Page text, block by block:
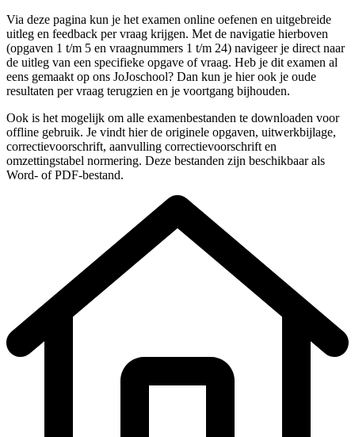
Via deze pagina kun je het examen online oefenen en uitgebreide
uitleg en feedback per vraag krijgen. Met de navigatie hierboven
(opgaven 1 t/m 5 en vraagnummers 1 t/m 24) navigeer je direct naar
de uitleg van een specifieke opgave of vraag. Heb je dit examen al
eens gemaakt op ons JoJoschool? Dan kun je hier ook je oude
resultaten per vraag terugzien en je voortgang bijhouden.
Ook is het mogelijk om alle examenbestanden te downloaden voor
offline gebruik. Je vindt hier de originele opgaven, uitwerkbijlage,
correctievoorschrift, aanvulling correctievoorschrift en
omzettingstabel normering. Deze bestanden zijn beschikbaar als
Word- of PDF-bestand.